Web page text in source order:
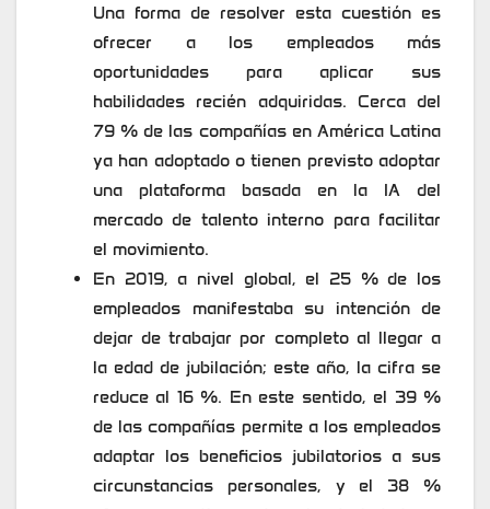
Una forma de resolver esta cuestión es
ofrecer a los empleados más
oportunidades para aplicar sus
habilidades recién adquiridas. Cerca del
79 % de las compañías en América Latina
ya han adoptado o tienen previsto adoptar
una plataforma basada en la IA del
mercado de talento interno para facilitar
el movimiento.
En 2019, a nivel global, el 25 % de los
empleados manifestaba su intención de
dejar de trabajar por completo al llegar a
la edad de jubilación; este año, la cifra se
reduce al 16 %. En este sentido, el 39 %
de las compañías permite a los empleados
adaptar los beneficios jubilatorios a sus
circunstancias personales, y el 38 %